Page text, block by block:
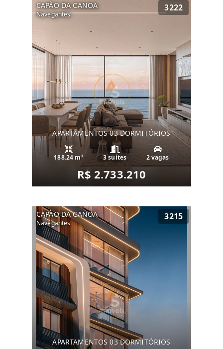
CAPÃO DA CANOA
Navegantes
3222
APARTAMENTOS 03 DORMITÓRIOS
188.24 m² 3 suítes 2 vagas
R$ 2.733.210
CAPÃO DA CANOA
Navegantes
3215
APARTAMENTOS 03 DORMITÓRIOS